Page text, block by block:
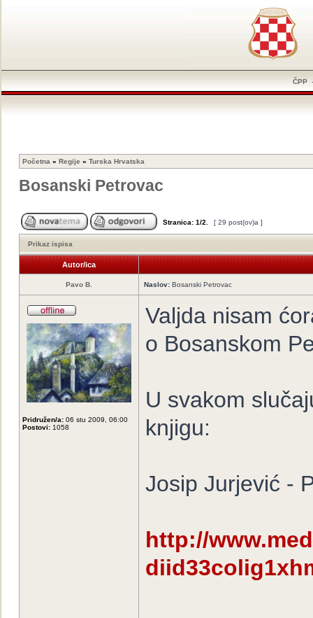
ČPP
Početna » Regije » Turska Hrvatska
Bosanski Petrovac
Stranica: 1/2 [ 29 post(ov)a ]
Prikaz ispisa
Autor/ica
Pavo B. Naslov: Bosanski Petrovac
Pridružen/a: 06 stu 2009, 06:00
Postovi: 1058
Valjda nisam
o Bosanskom
U svakom
knjigu:
Josip Jurjević -
http://